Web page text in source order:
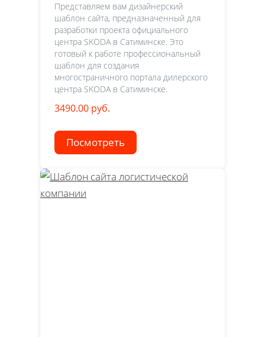
Представляем вам дизайнерский
шаблон сайта, предназначенный для
разработки проекта официального
центра SKODA в Сатиминске. Это
готовый к работе профессиональный
шаблон для создания
многостраничного портала дилерского
центра SKODA в Сатиминске.
3490.00 руб.
Посмотреть